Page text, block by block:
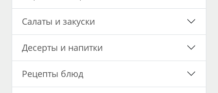
Салаты и закуски
Десерты и напитки
Рецепты блюд